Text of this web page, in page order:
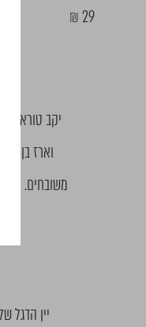
מחיר
29 ₪
יקב טורא
משובחים.
יין הדגל